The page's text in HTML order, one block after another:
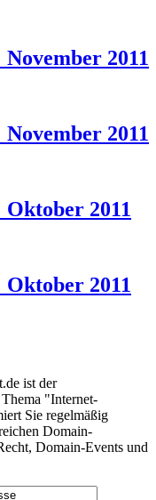
2011
2011
Oktober 2011
Oktober 2011
ist der
"Internet-
Sie regelmäßig
Domain-
Domain-Events und